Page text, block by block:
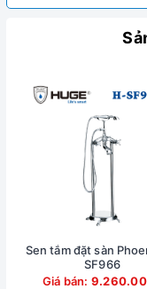
Sen tắm đặt sàn
SF966
Giá bán: